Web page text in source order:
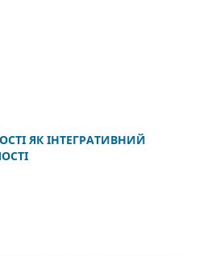
ЯК ІНТЕГРАТИВНИЙ